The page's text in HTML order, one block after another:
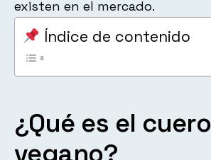
existen en el mercado.
Índice de contenido
¿Qué es el cuero